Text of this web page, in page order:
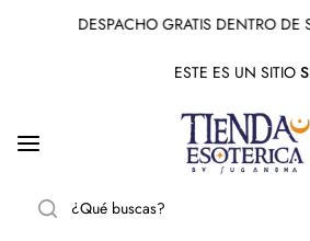
DESPACHO GRATIS DENTRO DE
ESTE ES UN SITIO